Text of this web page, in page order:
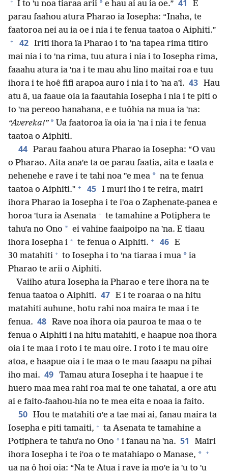
I to ˈu noa tiaraa arii * e hau ai au ia oe.” 41
E
parau faahou atura Pharao ia Iosepha: “Inaha, te
faatoroa nei au ia oe i nia i te fenua taatoa o Aiphiti.”
+ 42 Iriti ihora ïa Pharao i to ˈna tapea rima titiro
mai nia i to ˈna rima, tuu atura i nia i to Iosepha rima,
faaahu atura ia ˈna i te mau ahu lino maitai roa e tuu
ihora i te hoê fifi arapoa auro i nia i to ˈna aˈî. 43 Hau
atu â, ua faaue oia ia faautahia Iosepha i nia i te piti o
to ˈna pereoo hanahana, e e tuôhia na mua ia ˈna:
“Avereka!” * Ua faatoroa ïa oia ia ˈna i nia i te fenua
taatoa o Aiphiti.
44 Parau faahou atura Pharao ia Iosepha: “O vau
o Pharao. Aita anaˈe ta oe parau faatia, aita e taata e
nehenehe e rave i te tahi noa ˈˈe mea * na te fenua
taatoa o Aiphiti.” + 45 I muri iho i te reira, mairi
ihora Pharao ia Iosepha i te iˈoa o Zaphenate-panea e
horoa ˈtura ia Asenata + te tamahine a Potiphera te
tahuˈa no Ono * ei vahine faaipoipo na ˈna. E tiaau
ihora Iosepha i * te fenua o Aiphiti. + 46 E
30 matahiti + to Iosepha i to ˈna tiaraa i mua * ia
Pharao te arii o Aiphiti.
Vaiiho atura Iosepha ia Pharao e tere ihora na te
fenua taatoa o Aiphiti. 47 E i te roaraa o na hitu
matahiti auhune, hotu rahi noa maira te maa i te
fenua. 48 Rave noa ihora oia pauroa te maa o te
fenua o Aiphiti i na hitu matahiti, e haapue noa ihora
oia i te maa i roto i te mau oire. I roto i te mau oire
atoa, e haapue oia i te maa o te mau faaapu na pihai
iho mai. 49 Tamau atura Iosepha i te haapue i te
huero maa mea rahi roa mai te one tahatai, a ore atu
ai e faito-faahou-hia no te mea eita e noaa ia faito.
50 Hou te matahiti oˈe a tae mai ai, fanau maira ta
Iosepha e piti tamaiti, + ta Asenata te tamahine a
Potiphera te tahuˈa no Ono * i fanau na ˈna. 51
Mairi
ihora Iosepha i te iˈoa o te matahiapo o Manase, * +
ua na ô hoi oia: “Na te Atua i rave ia moˈe ia ˈu to ˈu